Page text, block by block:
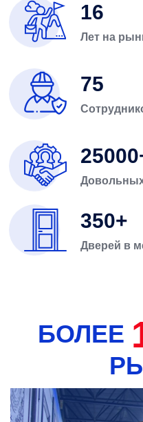
16
Лет на
75
25000
350
Дверей в
БОЛЕЕ